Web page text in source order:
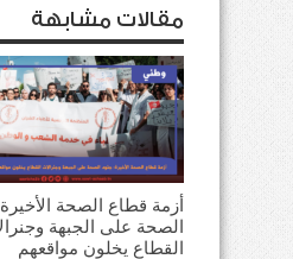
مقالات مشابهة
أزمة قطاع الصحة
الصحة على الجبهة
القطاع يخلون مواقعهم